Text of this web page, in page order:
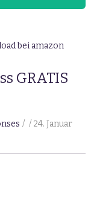
bei amazon
GRATIS
24. Januar